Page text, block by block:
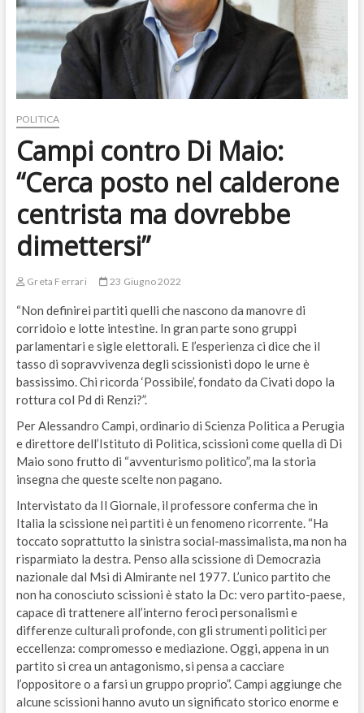
POLITICA
Campi contro Di Maio:
“Cerca posto nel calderone
centrista ma dovrebbe
dimettersi”
Greta Ferrari 23 Giugno 2022
“Non definirei partiti quelli che nascono da manovre di
corridoio e lotte intestine. In gran parte sono gruppi
parlamentari e sigle elettorali. E l’esperienza ci dice che il
tasso di sopravvivenza degli scissionisti dopo le urne è
bassissimo. Chi ricorda ‘Possibile’, fondato da Civati dopo la
rottura col Pd di Renzi?”.
Per Alessandro Campi, ordinario di Scienza Politica a Perugia
e direttore dell’Istituto di Politica, scissioni come quella di Di
Maio sono frutto di “avventurismo politico”, ma la storia
insegna che queste scelte non pagano.
Intervistato da Il Giornale, il professore conferma che in
Italia la scissione nei partiti è un fenomeno ricorrente. “Ha
toccato soprattutto la sinistra social-massimalista, ma non ha
risparmiato la destra. Penso alla scissione di Democrazia
nazionale dal Msi di Almirante nel 1977. L’unico partito che
non ha conosciuto scissioni è stato la Dc: vero partito-paese,
capace di trattenere all’interno feroci personalismi e
differenze culturali profonde, con gli strumenti politici per
eccellenza: compromesso e mediazione. Oggi, appena in un
partito si crea un antagonismo, si pensa a cacciare
l’oppositore o a farsi un gruppo proprio”. Campi aggiunge che
alcune scissioni hanno avuto un significato storico enorme e